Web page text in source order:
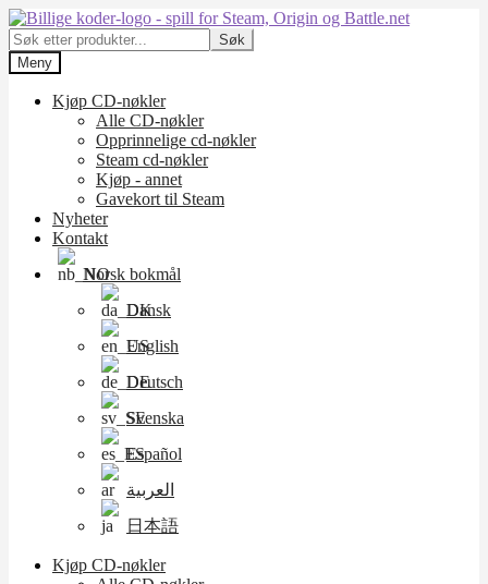
Hopp
til
navigasjon
Hopp
til
innholdet
Søk
etter:
Søk
Meny
Kjøp CD-nøkler
Alle CD-nøkler
Opprinnelige cd-nøkler
Steam cd-nøkler
Kjøp - annet
Gavekort til Steam
Nyheter
Kontakt
Norsk bokmål
Dansk
English
Deutsch
Svenska
Español
العربية
日本語
Kjøp CD-nøkler